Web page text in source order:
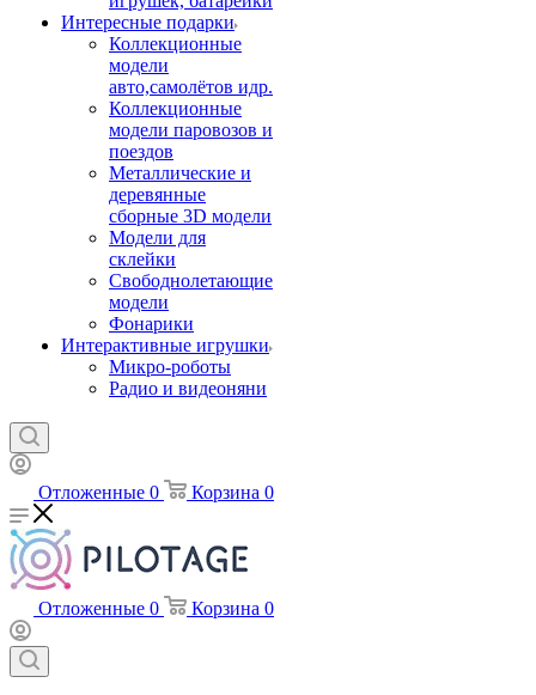
Интересные подарки
Коллекционные
модели
авто,самолётов идр.
Коллекционные
модели паровозов и
поездов
Металлические и
деревянные
сборные 3D модели
Модели для
склейки
Свободнолетающие
модели
Фонарики
Интерактивные игрушки
Микро-роботы
Радио и видеоняни
Отложенные 0 Корзина 0
Отложенные 0 Корзина 0